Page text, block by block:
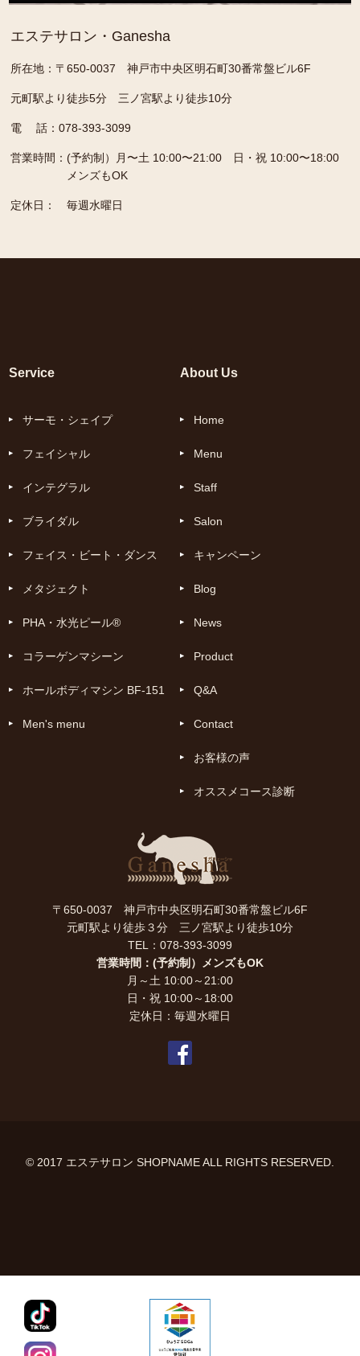
エステサロン・Ganesha
所在地：〒650-0037 神戸市中央区明石町30番常盤ビル6F
元町駅より徒歩5分 三ノ宮駅より徒歩10分
電 話：078-393-3099
営業時間： (予約制）月〜土 10:00〜21:00 日・祝 10:00〜18:00
メンズもOK
定休日： 毎週水曜日
Service
サーモ・シェイプ
フェイシャル
インテグラル
ブライダル
フェイス・ビート・ダンス
メタジェクト
PHA・水光ピール®
コラーゲンマシーン
ホールボディマシン BF-151
Men's menu
About Us
Home
Menu
Staff
Salon
キャンペーン
Blog
News
Product
Q&A
Contact
お客様の声
オススメコース診断
〒650-0037 神戸市中央区明石町30番常盤ビル6F
元町駅より徒歩３分 三ノ宮駅より徒歩10分
TEL：078-393-3099
営業時間：(予約制）メンズもOK
月～土 10:00～21:00
日・祝 10:00～18:00
定休日：毎週水曜日
© 2017 エステサロン SHOPNAME ALL RIGHTS RESERVED.